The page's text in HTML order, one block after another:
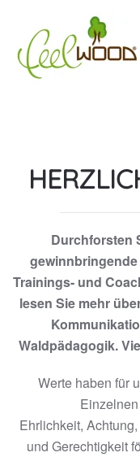
Zum Hauptinhalt
Durchforsten
Trainings- und
lesen Sie mehr
Waldpädagogik.
Werte haben für
Ehrlichkeit,
und Gerechtigkeit